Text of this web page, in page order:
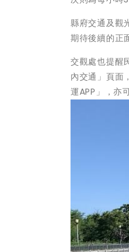
縣府交通及觀
期待後續的正
交觀處也提醒
內交通」頁面
運APP」，亦